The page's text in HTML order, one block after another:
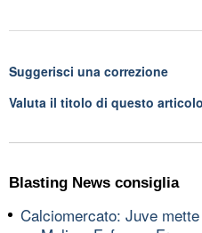
Suggerisci una correzione
Valuta il titolo di questo articolo
Blasting News consiglia
Calciomercato: Juve